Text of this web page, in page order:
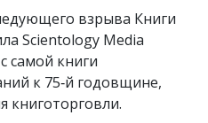
взрыва Книги
Scientology Media
самой книги
к 75‑й годовщине,
книготорговли.